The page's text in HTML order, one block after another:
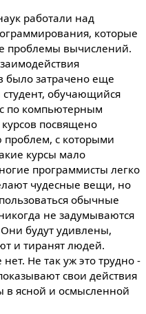
работали над
которые
проблемы вычислений.
было затрачено еще
обучающийся
по компьютерным
посвящено
с которыми
курсы мало
программисты легко
чудесные вещи, но
обычные
не задумываются
будут удивлены,
и тиранят людей.
Не так уж это трудно -
свои действия
в ясной и осмысленной